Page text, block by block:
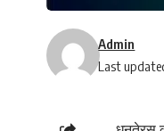
Last
Admin